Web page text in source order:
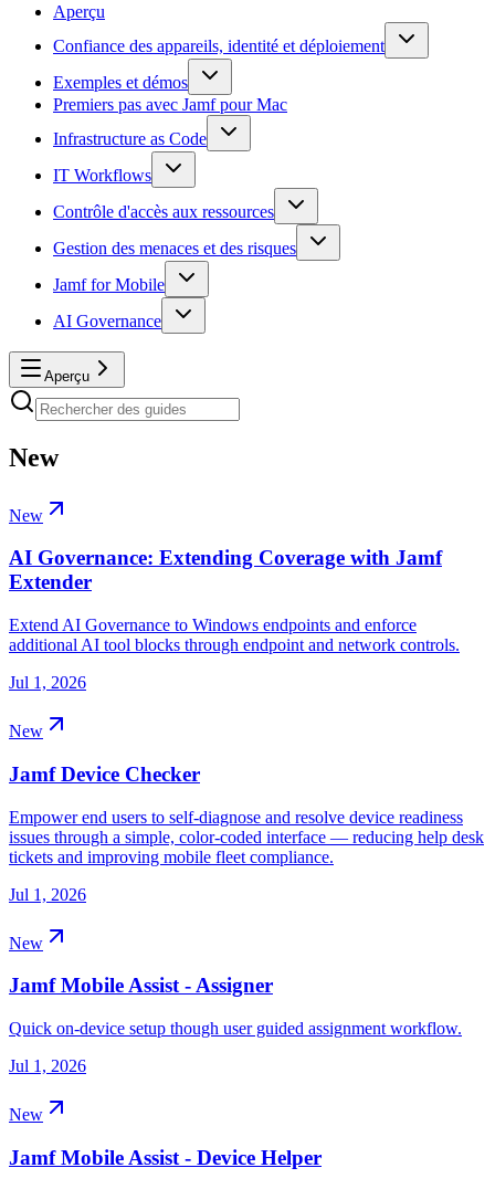
Aperçu
Confiance des appareils, identité et déploiement
Exemples et démos
Premiers pas avec Jamf pour Mac
Infrastructure as Code
IT Workflows
Contrôle d'accès aux ressources
Gestion des menaces et des risques
Jamf for Mobile
AI Governance
Aperçu
New
New
AI Governance: Extending Coverage with Jamf
Extender
Extend AI Governance to Windows endpoints and enforce
additional AI tool blocks through endpoint and network controls.
Jul 1, 2026
New
Jamf Device Checker
Empower end users to self-diagnose and resolve device readiness
issues through a simple, color-coded interface — reducing help desk
tickets and improving mobile fleet compliance.
Jul 1, 2026
New
Jamf Mobile Assist - Assigner
Quick on-device setup though user guided assignment workflow.
Jul 1, 2026
New
Jamf Mobile Assist - Device Helper